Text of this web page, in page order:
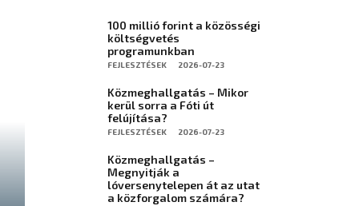
100 millió forint a közösségi
költségvetés
programunkban
FEJLESZTÉSEK 2026-07-23
Közmeghallgatás – Mikor
kerül sorra a Fóti út
felújítása?
FEJLESZTÉSEK 2026-07-23
Közmeghallgatás –
Megnyitják a
lóversenytelepen át az utat
a közforgalom számára?